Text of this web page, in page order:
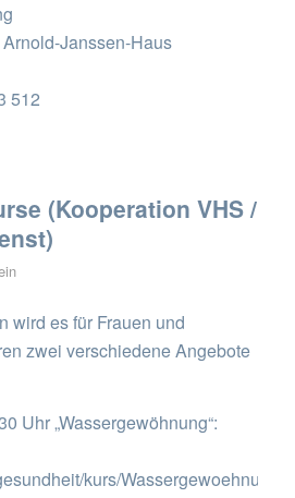
Janssen-Haus
512
(Kooperation VHS /
wird es für Frauen und
zwei verschiedene Angebote
Uhr „Wassergewöhnung“:
kurs/Wassergewoehnung-